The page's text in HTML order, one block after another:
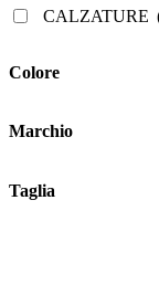
opzioni
CALZATURE
Colore
Marchio
Taglia